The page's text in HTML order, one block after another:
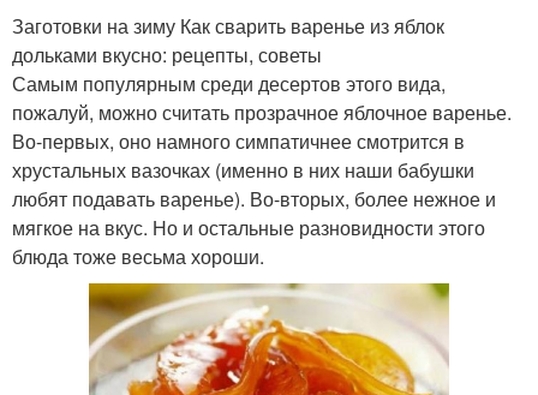
Заготовки на зиму Как сварить варенье из яблок
дольками вкусно: рецепты, советы
Самым популярным среди десертов этого вида,
пожалуй, можно считать прозрачное яблочное варенье.
Во-первых, оно намного симпатичнее смотрится в
хрустальных вазочках (именно в них наши бабушки
любят подавать варенье). Во-вторых, более нежное и
мягкое на вкус. Но и остальные разновидности этого
блюда тоже весьма хороши.